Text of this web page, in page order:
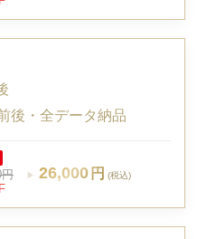
後・全データ納品
▶ 26,000 円 (税込)